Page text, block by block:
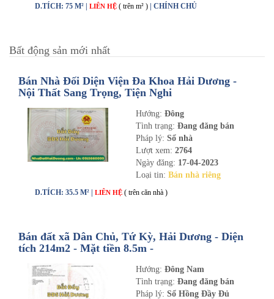
D.TÍCH: 75 M² | LIÊN HỆ ( trên m² ) | CHÍNH CHỦ
Bất động sản mới nhất
Bán Nhà Đối Diện Viện Đa Khoa Hải Dương -
Nội Thất Sang Trọng, Tiện Nghi
Hướng: Đông
Tình trạng: Đang đăng bán
Pháp lý: Sổ nhà
Lượt xem: 2764
Ngày đăng: 17-04-2023
Loại tin: Bán nhà riêng
D.TÍCH: 35.5 M² | LIÊN HỆ ( trên căn nhà )
Bán đất xã Dân Chủ, Tứ Kỳ, Hải Dương - Diện
tích 214m2 - Mặt tiền 8.5m -
Hướng: Đông Nam
Tình trạng: Đang đăng bán
Pháp lý: Sổ Hồng Đầy Đủ